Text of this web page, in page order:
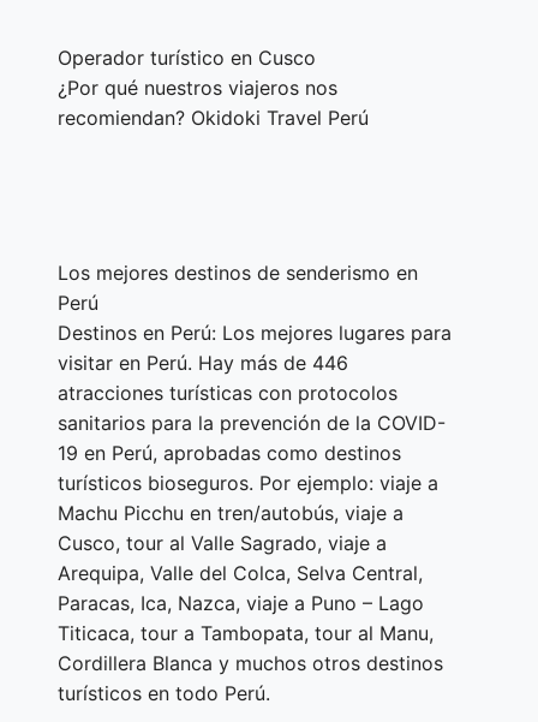
Operador turístico en Cusco
¿Por qué nuestros viajeros nos
recomiendan? Okidoki Travel Perú
Los mejores destinos de senderismo en
Perú
Destinos en Perú: Los mejores lugares para
visitar en Perú. Hay más de 446
atracciones turísticas con protocolos
sanitarios para la prevención de la COVID-
19 en Perú, aprobadas como destinos
turísticos bioseguros. Por ejemplo: viaje a
Machu Picchu en tren/autobús, viaje a
Cusco, tour al Valle Sagrado, viaje a
Arequipa, Valle del Colca, Selva Central,
Paracas, Ica, Nazca, viaje a Puno – Lago
Titicaca, tour a Tambopata, tour al Manu,
Cordillera Blanca y muchos otros destinos
turísticos en todo Perú.